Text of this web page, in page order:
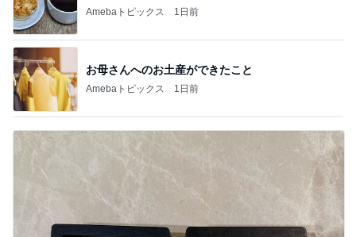
Amebaトピックス 1日前
お母さんへのお土産ができたこと
Amebaトピックス 1日前